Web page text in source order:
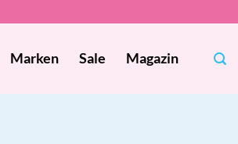
Marken Sale Magazin